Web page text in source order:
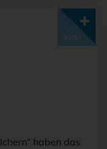
haben das